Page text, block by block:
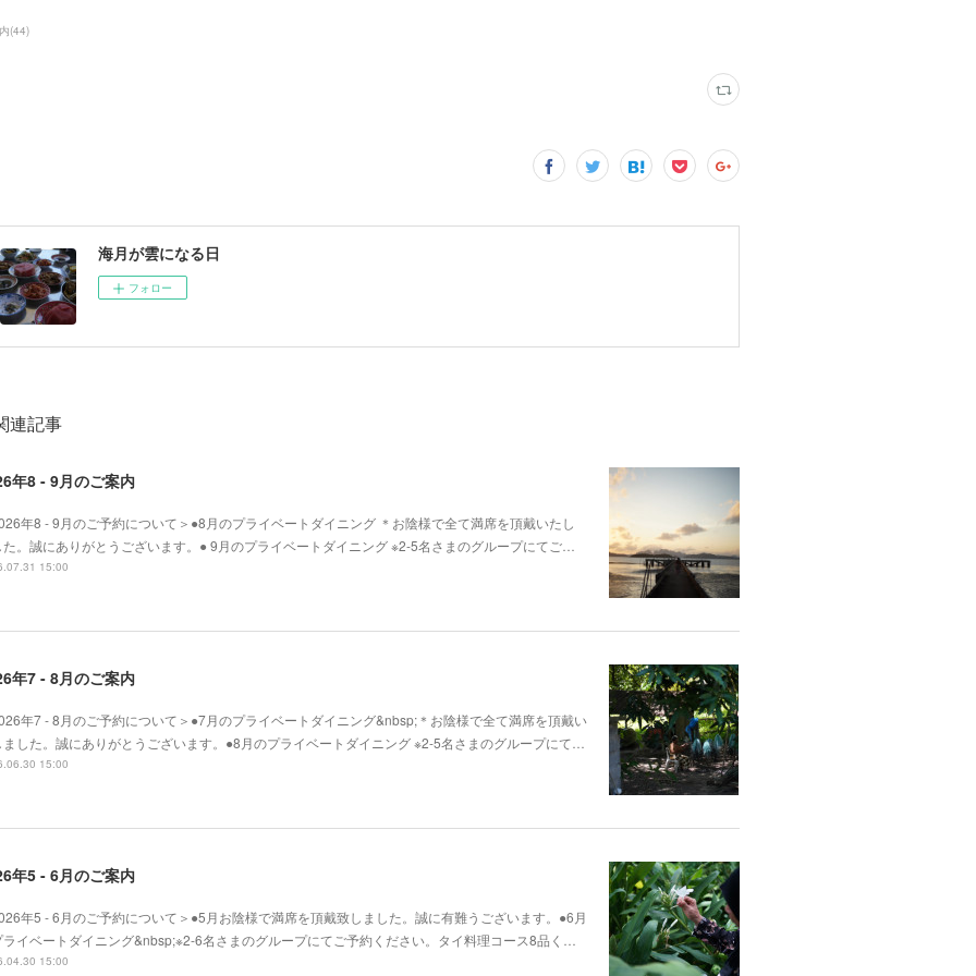
(44)
海月が雲になる日
フォロー
連記事
年8 - 9月のご案内
年8 - 9月のご予約について＞●8月のプライベートダイニング ＊お陰様で全て満席を頂戴いたし
。誠にありがとうございます。● 9月のプライベートダイニング ※2-5名さまのグループにてご…
15:00
年7 - 8月のご案内
年7 - 8月のご予約について＞●7月のプライベートダイニング&nbsp;＊お陰様で全て満席を頂戴い
した。誠にありがとうございます。●8月のプライベートダイニング ※2-5名さまのグループにて…
15:00
年5 - 6月のご案内
年5 - 6月のご予約について＞●5月お陰様で満席を頂戴致しました。誠に有難うございます。●6月
イベートダイニング&nbsp;※2-6名さまのグループにてご予約ください。タイ料理コース8品く…
15:00